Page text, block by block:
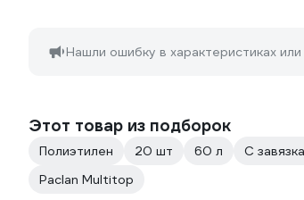
Нашли ошибку в характеристиках или
Этот товар из подборок
Полиэтилен 20 шт 60 л С
Paclan Multitop